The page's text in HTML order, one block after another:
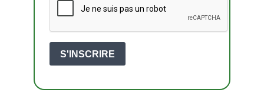
S'INSCRIRE